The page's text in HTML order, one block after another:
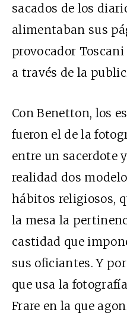
sacados de los
alimentaban sus
provocador
a través de la
Con Benetton, los
fueron el de la
entre un sacerdote
realidad dos
hábitos religiosos,
la mesa la
castidad que
sus oficiantes. Y
que usa la
Frare en la que